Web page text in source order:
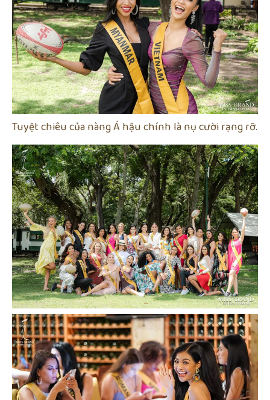
Tuyệt chiêu của nàng Á hậu chính là nụ cười rạng rỡ.